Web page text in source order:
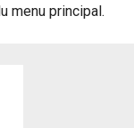
menu principal.